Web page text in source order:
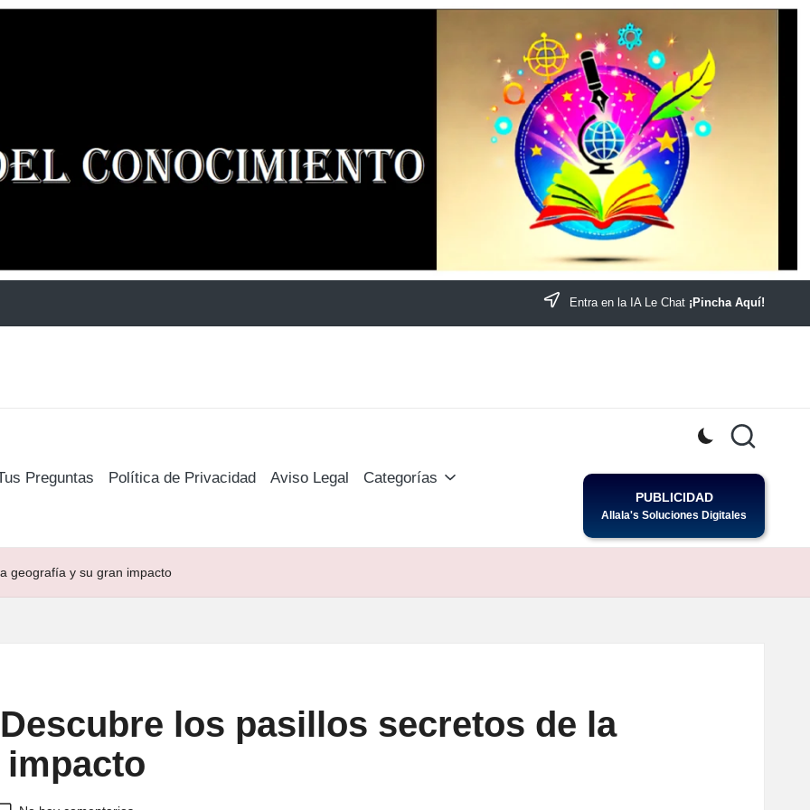
Entra en la IA Le Chat ¡Pincha Aquí!
Preguntas Política de Privacidad Aviso Legal Categorías
PUBLICIDAD
Allala's Soluciones Digitales
geografía y su gran impacto
los pasillos secretos de la